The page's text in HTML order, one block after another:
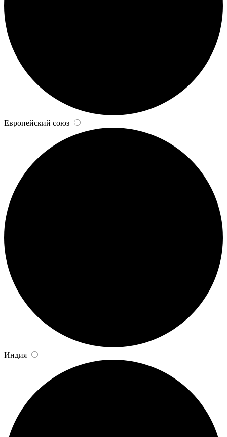
Европейский союз
Индия